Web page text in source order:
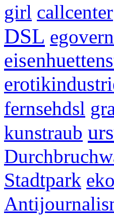
girl callcenter
DSL
fernsehdsl
kunstraub
Stadtpark eko